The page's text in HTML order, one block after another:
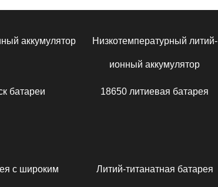
аккумулятор Низкотемпературный литий-
ионный аккумулятор
батареи 18650 литиевая батарея
с широким Литий-титанатная батарея